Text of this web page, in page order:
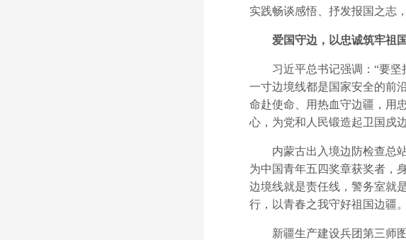
实践畅谈感悟、抒发报国之志
爱国守边，以忠诚筑牢祖
习近平总书记强调：“要坚
一寸边境线都是国家安全的前
命赴使命、用热血守边疆，用
心，为党和人民锻造起卫国戍
内蒙古出入境边防检查总站
为中国青年五四奖章获奖者，
边境线就是责任线，警务室就
行，以青春之我守好祖国边疆。
新疆生产建设兵团第三师图